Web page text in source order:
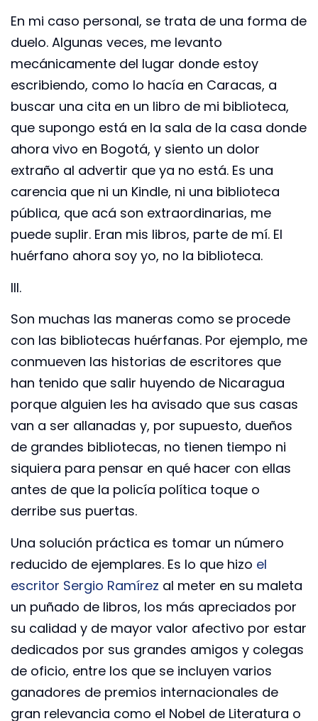
En mi caso personal, se trata de una forma de
duelo. Algunas veces, me levanto
mecánicamente del lugar donde estoy
escribiendo, como lo hacía en Caracas, a
buscar una cita en un libro de mi biblioteca,
que supongo está en la sala de la casa donde
ahora vivo en Bogotá, y siento un dolor
extraño al advertir que ya no está. Es una
carencia que ni un Kindle, ni una biblioteca
pública, que acá son extraordinarias, me
puede suplir. Eran mis libros, parte de mí. El
huérfano ahora soy yo, no la biblioteca.
III.
Son muchas las maneras como se procede
con las bibliotecas huérfanas. Por ejemplo, me
conmueven las historias de escritores que
han tenido que salir huyendo de Nicaragua
porque alguien les ha avisado que sus casas
van a ser allanadas y, por supuesto, dueños
de grandes bibliotecas, no tienen tiempo ni
siquiera para pensar en qué hacer con ellas
antes de que la policía política toque o
derribe sus puertas.
Una solución práctica es tomar un número
reducido de ejemplares. Es lo que hizo el
escritor Sergio Ramírez al meter en su maleta
un puñado de libros, los más apreciados por
su calidad y de mayor valor afectivo por estar
dedicados por sus grandes amigos y colegas
de oficio, entre los que se incluyen varios
ganadores de premios internacionales de
gran relevancia como el Nobel de Literatura o